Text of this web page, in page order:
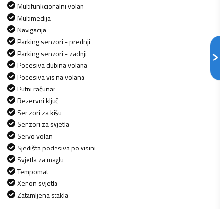
Multifunkcionalni volan
Multimedija
Navigacija
Parking senzori - prednji
Parking senzori - zadnji
Podesiva dubina volana
Podesiva visina volana
Putni računar
Rezervni ključ
Senzori za kišu
Senzori za svjetla
Servo volan
Sjedišta podesiva po visini
Svjetla za maglu
Tempomat
Xenon svjetla
Zatamljena stakla